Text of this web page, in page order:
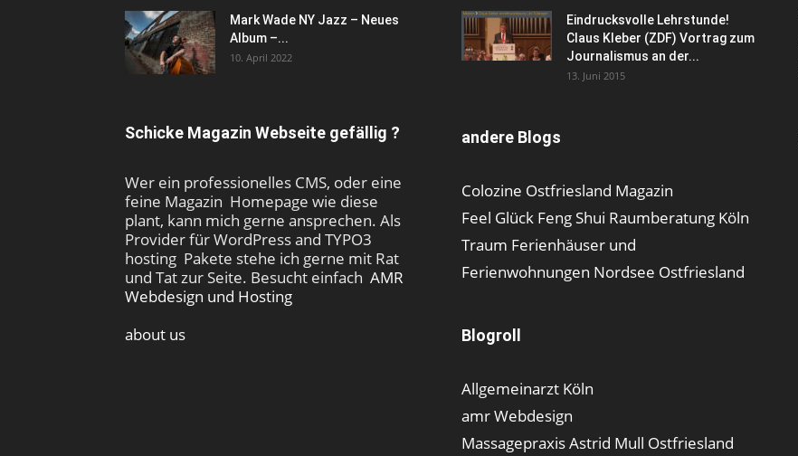
Mark Wade NY Jazz – Neues
Album –...
10. April 2022
Schicke Magazin Webseite gefällig ?
Wer ein professionelles CMS, oder eine
feine Magazin Homepage wie diese
plant, kann mich gerne ansprechen. Als
Provider für WordPress and TYPO3
hosting Pakete stehe ich gerne mit Rat
und Tat zur Seite. Besucht einfach AMR
Webdesign und Hosting
about us
Eindrucksvolle Lehrstunde!
Claus Kleber (ZDF) Vortrag zum
Journalismus an der...
13. Juni 2015
andere Blogs
Colozine Ostfriesland Magazin
Feel Glück Feng Shui Raumberatung Köln
Traum Ferienhäuser und
Ferienwohnungen Nordsee Ostfriesland
Blogroll
Allgemeinarzt Köln
amr Webdesign
Massagepraxis Astrid Mull Ostfriesland